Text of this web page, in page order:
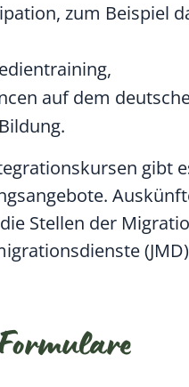
zum Beispiel
auf dem
gibt
Stellen der